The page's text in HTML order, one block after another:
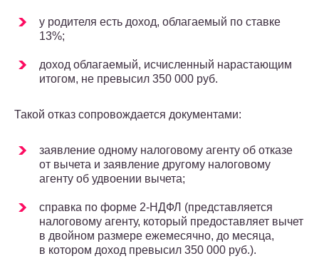
у родителя есть доход, облагаемый по ставке
13%;
доход облагаемый, исчисленный нарастающим
итогом, не превысил 350 000 руб.
Такой отказ сопровождается документами:
заявление одному налоговому агенту об отказе
от вычета и заявление другому налоговому
агенту об удвоении вычета;
справка по форме 2-НДФЛ (представляется
налоговому агенту, который предоставляет вычет
в двойном размере ежемесячно, до месяца,
в котором доход превысил 350 000 руб.).